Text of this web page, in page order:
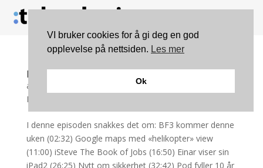
Dataprat #52
av |okt 25, 2011
Podcast-kategori
I denne episoden snakkes det om: BF3 kommer denne
uken (02:32) Google maps med «helikopter» view
(11:00) iSteve The Book of Jobs (16:50) Einar viser sin
iPad2 (26:25) Nytt om sikkerhet (32:42) Pod fyller 10 år
VI bruker cookies for å gi deg en god
opplevelse på nettsiden. Les mer
Ok